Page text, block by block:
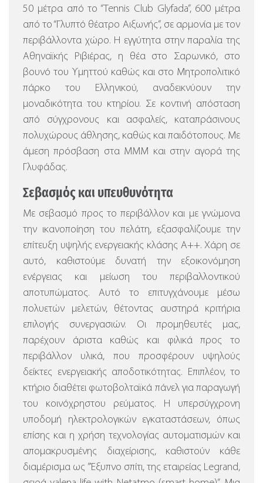
50 μέτρα από το “Tennis Club Glyfada”, 600 μέτρα
από το “Γλυπτό θέατρο Αιξωνής”, σε αρμονία με τον
περιβάλλοντα χώρο. Η εγγύτητα στην παραλία της
Αθηναϊκής Ριβιέρας, η θέα στο Σαρωνικό, στο
βουνό του Υμηττού καθώς και στο Μητροπολιτικό
πάρκο του Ελληνικού, αναδεικνύουν την
μοναδικότητα του κτηρίου. Σε κοντινή απόσταση
από σύγχρονους και ασφαλείς, καταπράσινους
πολυχώρους άθλησης, καθώς και παιδότοπους. Με
άμεση πρόσβαση στα ΜΜΜ και στην αγορά της
Γλυφάδας.
Σεβασμός και υπευθυνότητα
Με σεβασμό προς το περιβάλλον και με γνώμονα
την ικανοποίηση του πελάτη, εξασφαλίζουμε την
επίτευξη υψηλής ενεργειακής κλάσης Α++. Χάρη σε
αυτό, καθιστούμε δυνατή την εξοικονόμηση
ενέργειας και μείωση του περιβαλλοντικού
αποτυπώματος. Αυτό το επιτυγχάνουμε μέσω
πολυετών μελετών, θέτοντας αυστηρά κριτήρια
επιλογής συνεργασιών. Οι προμηθευτές μας,
παρέχουν άριστα καθώς και φιλικά προς το
περιβάλλον υλικά, που προσφέρουν υψηλούς
δείκτες ενεργειακής αποδοτικότητας. Επιπλέον, το
κτήριο διαθέτει φωτοβολταϊκά πάνελ για παραγωγή
του κοινόχρηστου ρεύματος. Η υπερσύγχρονη
υποδομή ηλεκτρολογικών εγκαταστάσεων, όπως
επίσης και η χρήση τεχνολογίας αυτοματισμών και
απομακρυσμένης διαχείρισης, καθιστούν κάθε
διαμέρισμα ως ”Έξυπνο σπίτι, της εταιρείας Legrand,